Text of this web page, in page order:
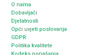
O nama
Dobavljači
Djelatnosti
Opći uvjeti poslovanja
GDPR
Politika kvalitete
Kodeks ponašanja